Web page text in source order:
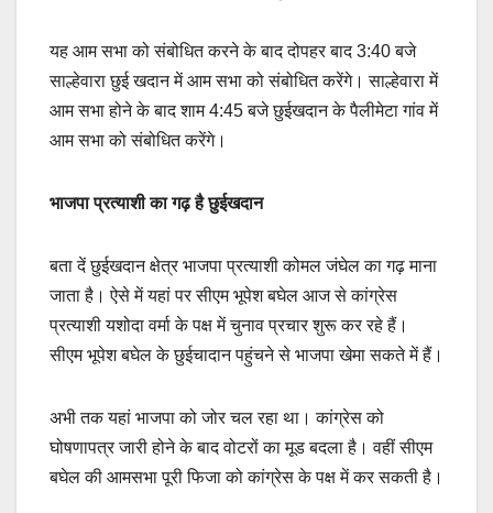
यह आम सभा को संबोधित करने के बाद दोपहर बाद 3:40 बजे
साल्हेवारा छुई खदान में आम सभा को संबोधित करेंगे। साल्हेवारा में
आम सभा होने के बाद शाम 4:45 बजे छुईखदान के पैलीमेटा गांव में
आम सभा को संबोधित करेंगे।
भाजपा प्रत्याशी का गढ़ है छुईखदान
बता दें छुईखदान क्षेत्र भाजपा प्रत्याशी कोमल जंघेल का गढ़ माना
जाता है। ऐसे में यहां पर सीएम भूपेश बघेल आज से कांग्रेस
प्रत्याशी यशोदा वर्मा के पक्ष में चुनाव प्रचार शुरू कर रहे हैं।
सीएम भूपेश बघेल के छुईचादान पहुंचने से भाजपा खेमा सकते में हैं।
अभी तक यहां भाजपा को जोर चल रहा था। कांग्रेस को
घोषणापत्र जारी होने के बाद वोटरों का मूड बदला है। वहीं सीएम
बघेल की आमसभा पूरी फिजा को कांग्रेस के पक्ष में कर सकती है।